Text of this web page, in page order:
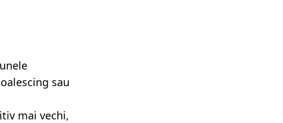
sau
mai vechi,